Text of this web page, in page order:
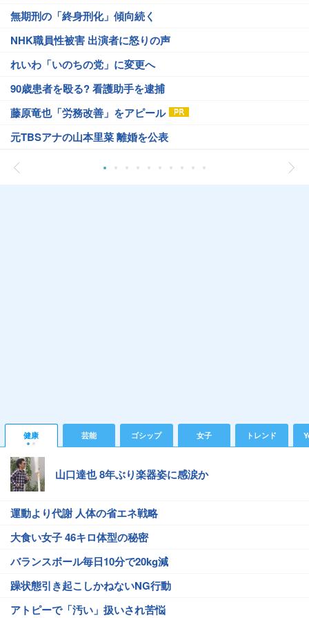
無期刑の「終身刑化」傾向続く
NHK職員性被害 出演者に怒りの声
れいわ「いのちの党」に変更へ
90歳患者を殴る? 看護助手を逮捕
藤原竜也「労務改善」をアピール
元TBSアナの山本里菜 離婚を公表
健康 芸能 ゴシップ 女子 トレンド
山口達也 8年ぶり楽器姿に感涙か
運動より代謝 人体の省エネ戦略
大食い女子 46キロ体型の秘密
バランスボール毎日10分で20kg減
躁状態引き起こしかねないNG行動
アトピーで「汚い」扱いされ苦悩